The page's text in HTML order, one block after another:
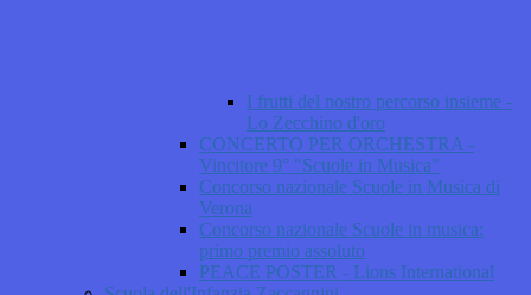
I frutti del nostro percorso insieme -
Lo Zecchino d'oro
CONCERTO PER ORCHESTRA -
Vincitore 9° "Scuole in Musica"
Concorso nazionale Scuole in Musica di
Verona
Concorso nazionale Scuole in musica:
primo premio assoluto
PEACE POSTER - Lions International